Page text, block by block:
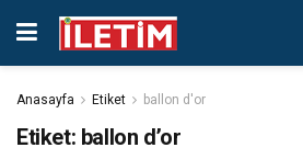
Anasayfa Etiket ballon d'or
Etiket: ballon d’or